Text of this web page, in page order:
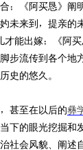
《阿买恳》阐
未来到，提亲的
能出嫁；《阿
步流传到各个
史的悠久。
甚至在以后的彝
下的眼光挖掘和
社会风貌、阐述